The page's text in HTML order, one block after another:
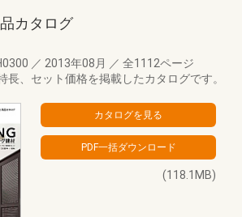
カタログ
／ 2013年08月 ／ 全1112ページ
長、セット価格を掲載したカタログです。
(118.1MB)